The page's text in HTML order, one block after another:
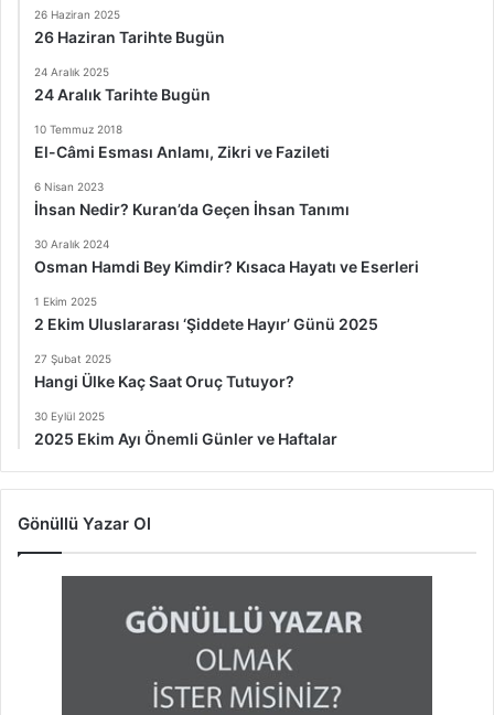
26 Haziran 2025
26 Haziran Tarihte Bugün
24 Aralık 2025
24 Aralık Tarihte Bugün
10 Temmuz 2018
El-Câmi Esması Anlamı, Zikri ve Fazileti
6 Nisan 2023
İhsan Nedir? Kuran’da Geçen İhsan Tanımı
30 Aralık 2024
Osman Hamdi Bey Kimdir? Kısaca Hayatı ve Eserleri
1 Ekim 2025
2 Ekim Uluslararası ‘Şiddete Hayır’ Günü 2025
27 Şubat 2025
Hangi Ülke Kaç Saat Oruç Tutuyor?
30 Eylül 2025
2025 Ekim Ayı Önemli Günler ve Haftalar
Gönüllü Yazar Ol